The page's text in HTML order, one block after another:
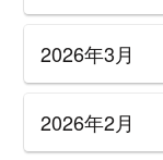
2026年3月
2026年2月